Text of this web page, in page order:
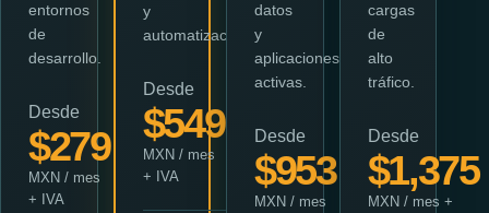
entornos
de
desarrollo.
Desde
$279
MXN / mes
+ IVA
y
automatizaciones.
Desde
$549
MXN / mes
+ IVA
datos
y
aplicaciones
activas.
Desde
$953
MXN / mes
cargas
de
alto
tráfico.
Desde
$1,375
MXN / mes +